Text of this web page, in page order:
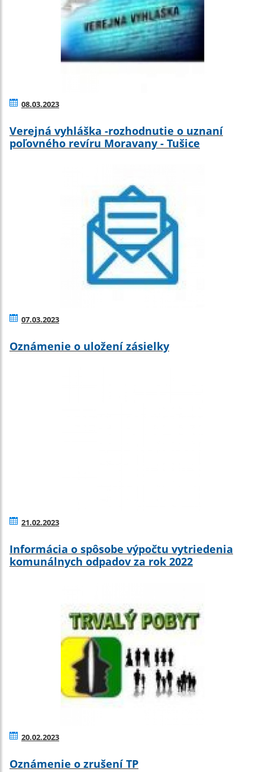
08.03.2023
Verejná vyhláška -rozhodnutie o uznaní
poľovného revíru Moravany - Tušice
07.03.2023
Oznámenie o uložení zásielky
21.02.2023
Informácia o spôsobe výpočtu vytriedenia
komunálnych odpadov za rok 2022
20.02.2023
Oznámenie o zrušení TP